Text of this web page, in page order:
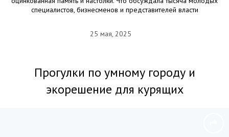
специалистов, бизнесменов и представителей власти
25 мая, 2025
Прогулки по умному городу и
экорешение для курящих